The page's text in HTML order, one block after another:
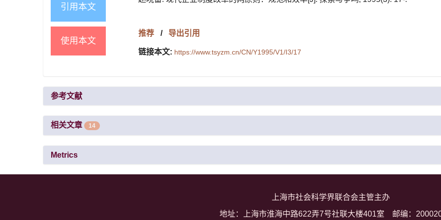
引用本文
使用本文
推荐 / 导出引用
链接本文: https://www.tsyzm.cn/CN/Y1995/V1/I3/17
参考文献
相关文章 14
Metrics
上海市社会科学界联合会主管主办
地址：上海市淮海中路622弄7号社联大楼401室 邮编：